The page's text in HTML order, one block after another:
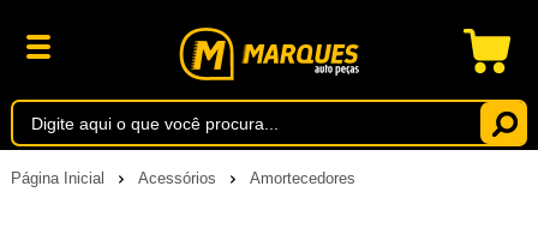
Página Inicial Acessórios Amortecedores